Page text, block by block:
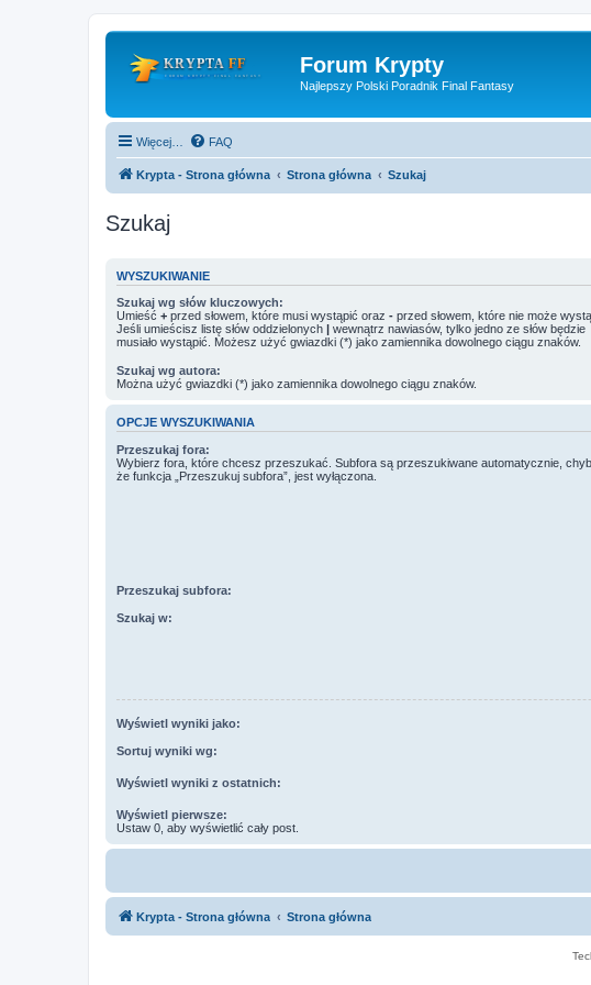
Forum Krypty
Najlepszy Polski Poradnik Final Fantasy
Więcej… FAQ
Krypta - Strona główna Strona główna Szukaj
Szukaj
WYSZUKIWANIE
Szukaj wg słów kluczowych:
Umieść + przed słowem, które musi wystąpić oraz - przed słowem, które nie może
Jeśli umieścisz listę słów oddzielonych | wewnątrz nawiasów, tylko jedno ze słów będzie
musiało wystąpić. Możesz użyć gwiazdki (*) jako zamiennika dowolnego ciągu znaków.
Szukaj wg autora:
Można użyć gwiazdki (*) jako zamiennika dowolnego ciągu znaków.
OPCJE WYSZUKIWANIA
Przeszukaj fora:
Wybierz fora, które chcesz przeszukać. Subfora są przeszukiwane automatycznie,
że funkcja „Przeszukuj subfora”, jest wyłączona.
Przeszukaj subfora:
Szukaj w:
Wyświetl wyniki jako:
Sortuj wyniki wg:
Wyświetl wyniki z ostatnich:
Wyświetl pierwsze:
Ustaw 0, aby wyświetlić cały post.
Krypta - Strona główna Strona główna